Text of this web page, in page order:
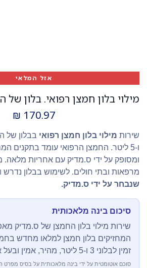
אזל המלאי
170.97
₪
שירות מילוי בלון חמצן רפואי
ו-5 ליטר. החמצן הרפואי עומד בתקנים
ומסופק על ידי ס.מדיק עם אחריות מלאה.
מרפאות ובתי חולים. לשימוש בבלון נדרש
שנבחר על ידי ס.מדיק.
סיכום בינה מלאכותית
שירות מילוי בלון החמצן של ס.מדיק
המחזיקים בלון חמצן למלאו מחדש
זמין לבלוני 3 ו-5 ליטר, מהיר, אמין ובעל אחריות מלאה.
סוכם אוטומטית על ידי בינה מלאכותית על בסיס מפרט